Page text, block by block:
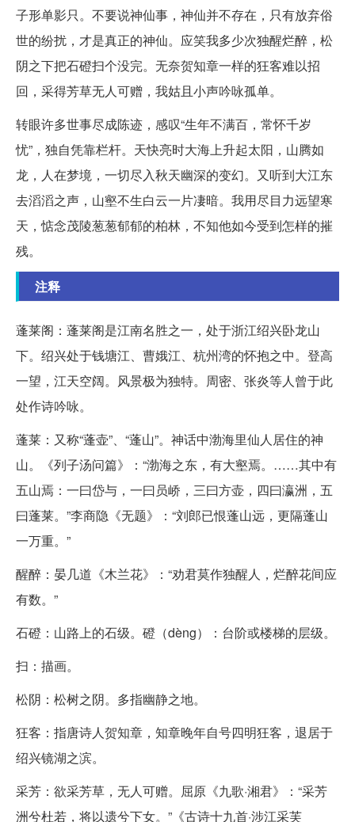
子形单影只。不要说神仙事，神仙并不存在，只有放弃俗
世的纷扰，才是真正的神仙。应笑我多少次独醒烂醉，松
阴之下把石磴扫个没完。无奈贺知章一样的狂客难以招
回，采得芳草无人可赠，我姑且小声吟咏孤单。
转眼许多世事尽成陈迹，感叹“生年不满百，常怀千岁
忧”，独自凭靠栏杆。天快亮时大海上升起太阳，山腾如
龙，人在梦境，一切尽入秋天幽深的变幻。又听到大江东
去滔滔之声，山壑不生白云一片凄暗。我用尽目力远望寒
天，惦念茂陵葱葱郁郁的柏林，不知他如今受到怎样的摧
残。
注释
蓬莱阁：蓬莱阁是江南名胜之一，处于浙江绍兴卧龙山
下。绍兴处于钱塘江、曹娥江、杭州湾的怀抱之中。登高
一望，江天空阔。风景极为独特。周密、张炎等人曾于此
处作诗吟咏。
蓬莱：又称“蓬壶”、“蓬山”。神话中渤海里仙人居住的神
山。《列子汤问篇》：“渤海之东，有大壑焉。……其中有
五山焉：一曰岱与，一曰员峤，三曰方壶，四曰瀛洲，五
曰蓬莱。”李商隐《无题》：“刘郎已恨蓬山远，更隔蓬山
一万重。”
醒醉：晏几道《木兰花》：“劝君莫作独醒人，烂醉花间应
有数。”
石磴：山路上的石级。磴（dèng）：台阶或楼梯的层级。
扫：描画。
松阴：松树之阴。多指幽静之地。
狂客：指唐诗人贺知章，知章晚年自号四明狂客，退居于
绍兴镜湖之滨。
采芳：欲采芳草，无人可赠。屈原《九歌·湘君》：“采芳
洲兮杜若，将以遗兮下女。”《古诗十九首·涉江采芙